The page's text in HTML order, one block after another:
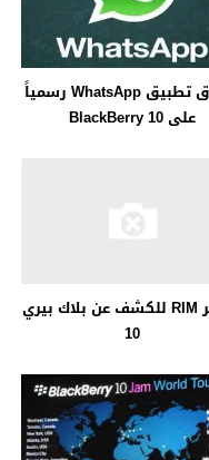
اطلاق تطبيق WhatsApp رسمياً
على BlackBerry 10
مؤتمر RIM للكشف عن بلاك بيري
10